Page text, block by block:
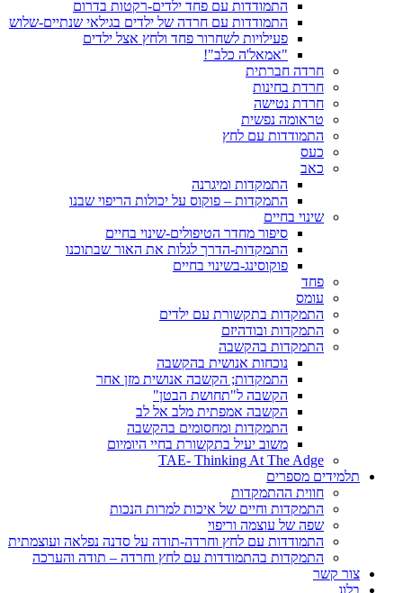
התמודדות עם פחד ילדים-רקטות בדרום
התמודדות עם חרדה של ילדים בגילאי שנתיים-שלוש
פעילויות לשחרור פחד ולחץ אצל ילדים
"אמאל'ה כלב"!
חרדה חברתית
חרדת בחינות
חרדת נטישה
טראומה נפשית
התמודדות עם לחץ
כעס
כאב
התמקדות ומיגרנה
התמקדות – פוקוס על יכולות הריפוי שבנו
שינוי בחיים
סיפור מחדר הטיפולים-שינוי בחיים
התמקדות-הדרך לגלות את האור שבתוכנו
פוקוסינג-בשינוי בחיים
פחד
עומס
התמקדות בתקשורת עם ילדים
התמקדות ובודהיזם
התמקדות בהקשבה
נוכחות אנושית בהקשבה
התמקדות; הקשבה אנושית מזן אחר
הקשבה ל"תחושת הבטן"
הקשבה אמפתית מלב אל לב
התמקדות ומחסומים בהקשבה
משוב יעיל בתקשורת בחיי היומיום
TAE- Thinking At The Adge
תלמידים מספרים
חווית ההתמקדות
התמקדות וחיים של איכות למרות הנכות
שפה של עוצמה וריפוי
התמודדות עם לחץ וחרדה-תודה על סדנה נפלאה ועוצמתית
התמקדות בהתמודדות עם לחץ וחרדה – תודה והערכה
צור קשר
בלוג